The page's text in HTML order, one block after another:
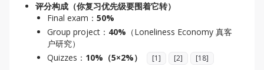
评分构成（你复习优先级要围着它转）
Final exam： 50%
Group project： 40% （Loneliness Economy 真客
户研究）
Quizzes： 10%（5×2%） [1] [2] [18]